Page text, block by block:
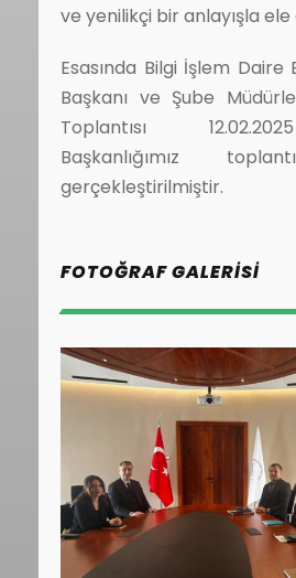
ve yenilikçi bir anlayışla ele
Esasında Bilgi İşlem Daire
Başkanı ve Şube
Toplantısı
Başkanlığımız
gerçekleştirilmiştir.
FOTOĞRAF GALERISI